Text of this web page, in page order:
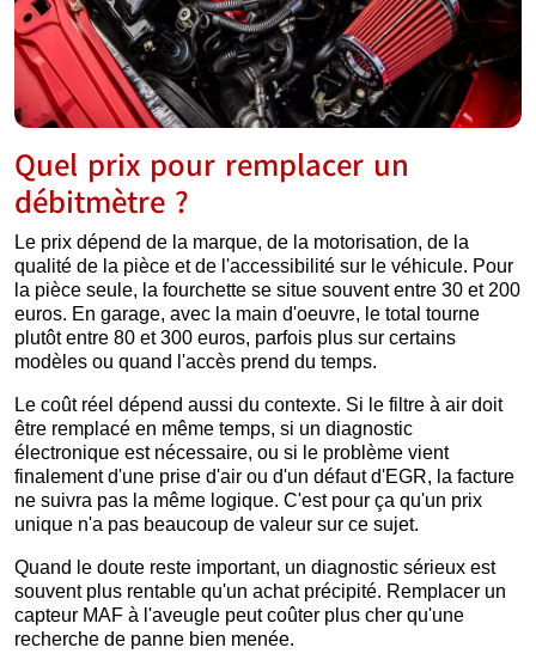
Quel prix pour remplacer un
débitmètre ?
Le prix dépend de la marque, de la motorisation, de la
qualité de la pièce et de l'accessibilité sur le véhicule. Pour
la pièce seule, la fourchette se situe souvent entre 30 et 200
euros. En garage, avec la main d'oeuvre, le total tourne
plutôt entre 80 et 300 euros, parfois plus sur certains
modèles ou quand l'accès prend du temps.
Le coût réel dépend aussi du contexte. Si le filtre à air doit
être remplacé en même temps, si un diagnostic
électronique est nécessaire, ou si le problème vient
finalement d'une prise d'air ou d'un défaut d'EGR, la facture
ne suivra pas la même logique. C'est pour ça qu'un prix
unique n'a pas beaucoup de valeur sur ce sujet.
Quand le doute reste important, un diagnostic sérieux est
souvent plus rentable qu'un achat précipité. Remplacer un
capteur MAF à l'aveugle peut coûter plus cher qu'une
recherche de panne bien menée.